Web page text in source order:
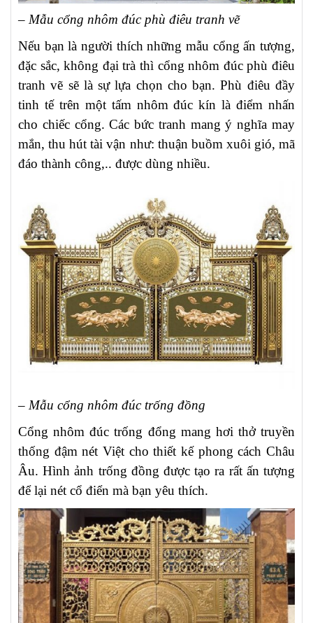
– Mẫu cổng nhôm đúc phù điêu tranh vẽ
Nếu bạn là người thích những mẫu cổng ấn tượng,
đặc sắc, không đại trà thì cổng nhôm đúc phù điêu
tranh vẽ sẽ là sự lựa chọn cho bạn. Phù điêu đầy
tinh tế trên một tấm nhôm đúc kín là điểm nhấn
cho chiếc cổng. Các bức tranh mang ý nghĩa may
mắn, thu hút tài vận như: thuận buồm xuôi gió, mã
đáo thành công,.. được dùng nhiều.
– Mẫu cổng nhôm đúc trống đồng
Cổng nhôm đúc trống đổng mang hơi thở truyền
thống đậm nét Việt cho thiết kế phong cách Châu
Âu. Hình ảnh trống đồng được tạo ra rất ấn tượng
để lại nét cổ điển mà bạn yêu thích.